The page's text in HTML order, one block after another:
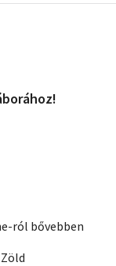
ról bővebben